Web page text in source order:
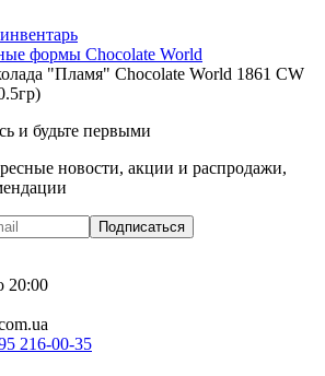
формы Chocolate World
"Пламя" Chocolate World 1861 CW
и будьте первыми
новости, акции и распродажи,
Подписаться
20:00
216-00-35